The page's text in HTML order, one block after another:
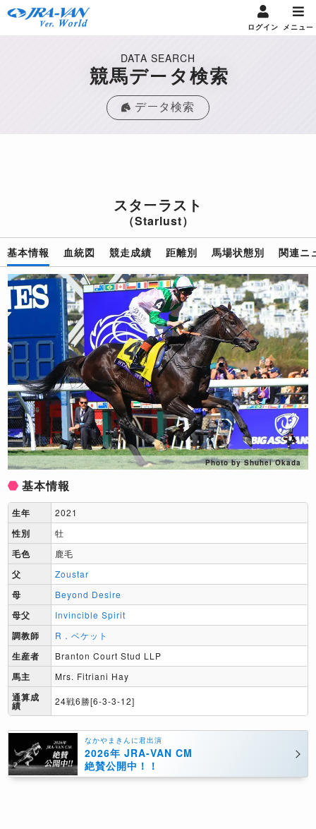
ログイン メニュー
DATA SEARCH
競馬データ検索
データ検索
スターラスト
（Starlust）
基本情報 血統図 競走成績 距離別 馬場状態別 関連ニ
Photo by Shuhei Okada
基本情報
生年 2021
性別 牡
毛色 鹿毛
父 Zoustar
母 Beyond Desire
母父 Invincible Spirit
調教師 R．ベケット
生産者 Branton Court Stud LLP
馬主 Mrs. Fitriani Hay
通算成
績 24戦6勝[6-3-3-12]
なかやまきんに君出演
2026年 JRA-VAN CM
絶賛公開中！！